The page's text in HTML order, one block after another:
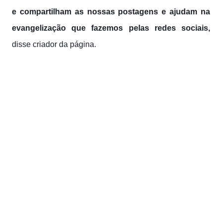
e compartilham as nossas postagens e ajudam na
evangelização que fazemos pelas redes sociais,
disse criador da página.